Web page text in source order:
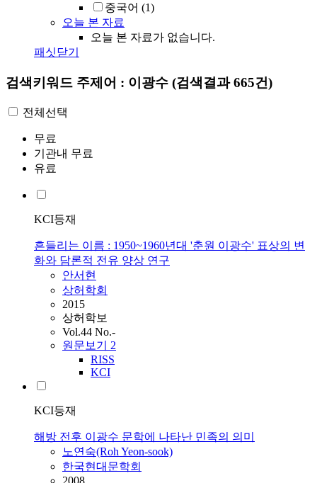
중국어 (1)
오늘 본 자료
오늘 본 자료가 없습니다.
패싯닫기
검색키워드 주제어 : 이광수 (검색결과 665건)
전체선택
무료
기관내 무료
유료
KCI등재
흔들리는 이름 : 1950~1960년대 '춘원 이광수' 표상의 변
화와 담론적 전유 양상 연구
안서현
상허학회
2015
상허학보
Vol.44 No.-
원문보기 2
RISS
KCI
KCI등재
해방 전후 이광수 문학에 나타난 민족의 의미
노연숙(Roh Yeon-sook)
한국현대문학회